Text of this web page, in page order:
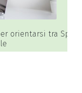
tra Spid,